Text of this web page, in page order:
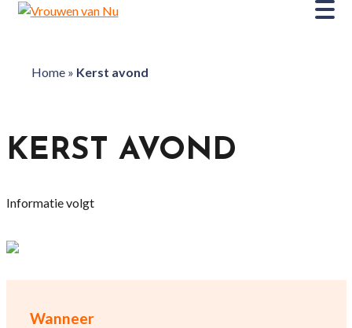
Home» Kerst avond
Wanneer
KERST AVOND
Informatie volgt